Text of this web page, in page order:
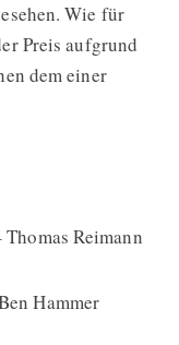
Wie für
Preis aufgrund
dem einer
Thomas Reimann
Hammer